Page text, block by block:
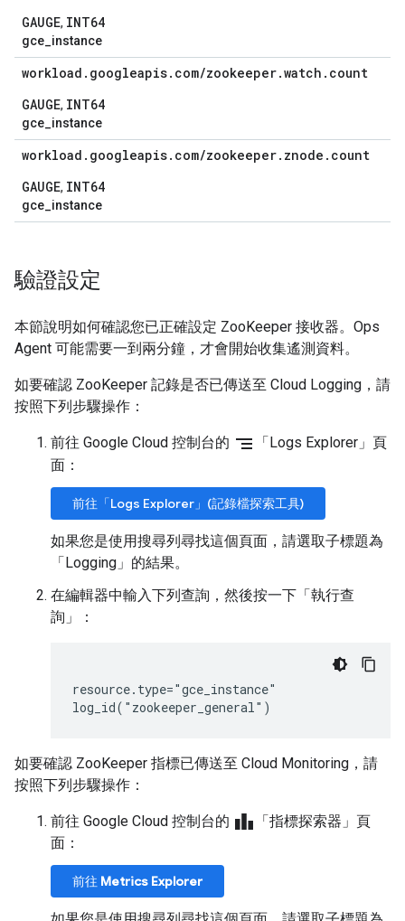
GAUGE, INT64
gce_instance
workload . googleapis. com/zookeeper.watch . count
GAUGE, INT64
gce_instance
workload . googleapis. com/zookeeper. znode . count
GAUGE, INT64
gce_instance
驗證設定
本節說明如何確認您已正確設定 ZooKeeper 接收器。Ops
Agent 可能需要一到兩分鐘，才會開始收集遙測資料。
如要確認 ZooKeeper 記錄是否已傳送至 Cloud Logging，請
按照下列步驟操作：
前往 Google Cloud 控制台的 segment
「Logs Explorer」頁
面 ：
前往「Logs Explorer」(記錄檔探索工具)
如果您是使用搜尋列尋找這個頁面，請選取子標題為
「Logging」的結果。
在編輯器中輸入下列查詢，然後按一下「執行查
詢」
：
resource.type="gce_instance"
如要確認 ZooKeeper 指標已傳送至 Cloud Monitoring，請
按照下列步驟操作：
前往 Google Cloud 控制台的 leaderboard 「指標探索器」 頁
面：
前往 Metrics Explorer